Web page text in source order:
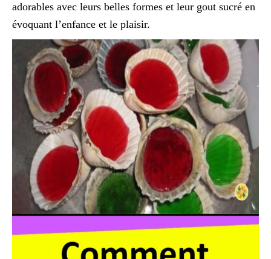
adorables avec leurs belles formes et leur gout sucré en
évoquant l’enfance et le plaisir.